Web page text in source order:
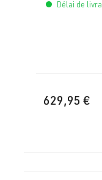
Délai de
629,95 €